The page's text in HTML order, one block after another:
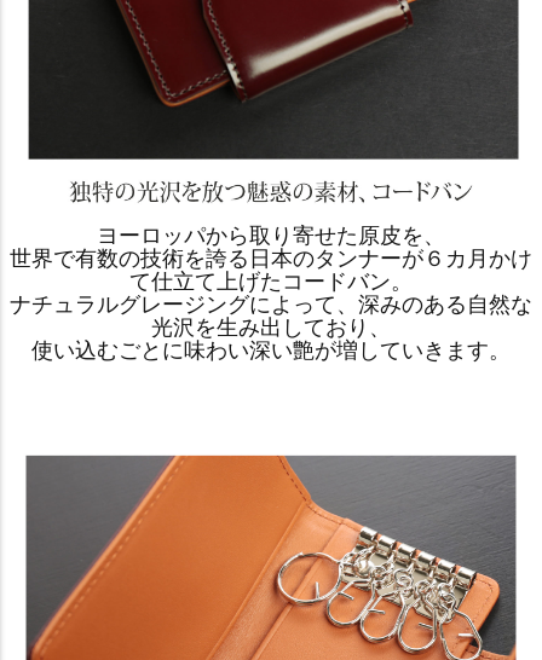
ヨーロッパから取り寄せた原皮を、
世界で有数の技術を誇る日本のタンナーが６カ月かけ
て仕立て上げたコードバン。
ナチュラルグレージングによって、深みのある自然な
光沢を生み出しており、
使い込むごとに味わい深い艶が増していきます。